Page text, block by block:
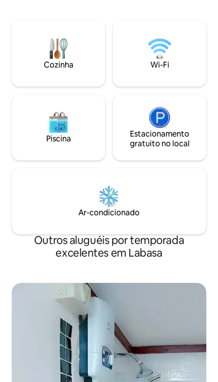
com todas as comodidades básicas para
uma estadia confortável. Esta
propriedade possui um jardim, onde
você encontrará uma variedade de
entre
acesso. Tem
cozinhar,
micro-ondas,
Cozinha Wi-Fi
Piscina
Estacionamento
gratuito no local
Ar-condicionado
Outros aluguéis por temporada
excelentes em Labasa